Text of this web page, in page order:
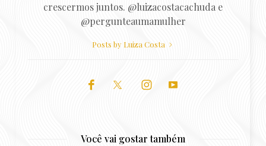
crescermos juntos. @luizacostacachuda e
@pergunteaumamulher
Posts by Luiza Costa
Você vai gostar também